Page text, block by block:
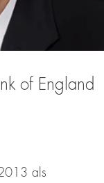
of England
als